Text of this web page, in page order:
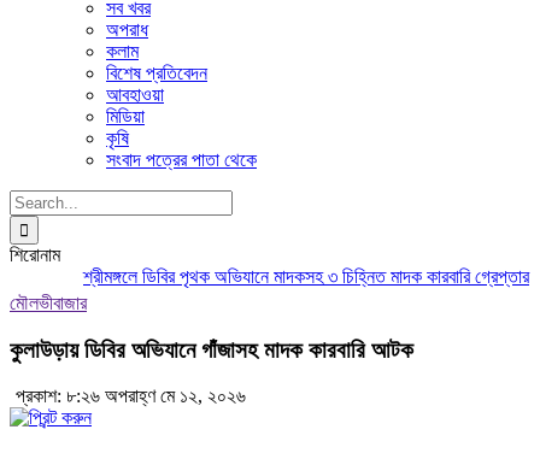
সব খবর
অপরাধ
কলাম
বিশেষ প্রতিবেদন
আবহাওয়া
মিডিয়া
কৃষি
সংবাদ পত্রের পাতা থেকে
Search
for:
শিরোনাম
শ্রীমঙ্গলে ডিবির পৃথক অভিযানে মাদকসহ ৩ চিহ্নিত মাদক কারবারি গ্রেপ্তার
মৌলভীবাজার
কুলাউড়ায় ডিবির অভিযানে গাঁজাসহ মাদক কারবারি আটক
প্রকাশ: ৮:২৬ অপরাহ্ণ মে ১২, ২০২৬